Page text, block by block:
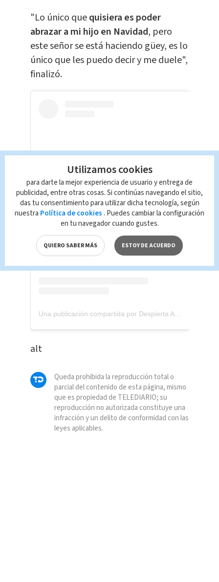
"Lo único quequisiera es poder
abrazar a mi hijo en Navidad, pero
este señor se está haciendo güey, es lo
único que les puedo decir y me duele",
finalizó.
Ver esta publicación en Instagram
Una publicación compartida por Despierta America (@despiertamerica)
alt
Queda prohibida la reproducción total o
parcial del contenido de esta página, mismo
que es propiedad de TELEDIARIO; su
reproducción no autorizada constituye una
infracción y un delito de conformidad con las
leyes aplicables.
Utilizamos cookies
para darte la mejor experiencia de usuario y entrega de
publicidad, entre otras cosas. Si continúas navegando el sitio,
das tu consentimiento para utilizar dicha tecnología, según
nuestra Política de cookies . Puedes cambiar la configuración
en tu navegador cuando gustes.
QUIERO SABER MÁS ESTOY DE ACUERDO